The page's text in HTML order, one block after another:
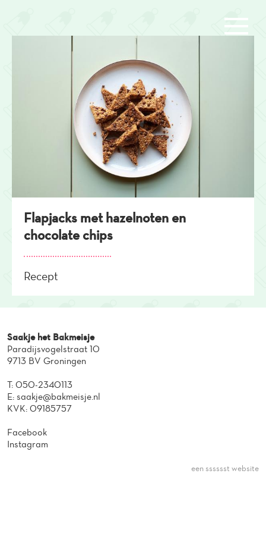
naar
Flapjacks met hazelnoten en
chocolate chips
Recept
Saakje het Bakmeisje
Paradijsvogelstraat 10
9713 BV Groningen
T: 050-2340113
E: saakje@bakmeisje.nl
KVK: 09185757
Facebook
Instagram
een sssssst website